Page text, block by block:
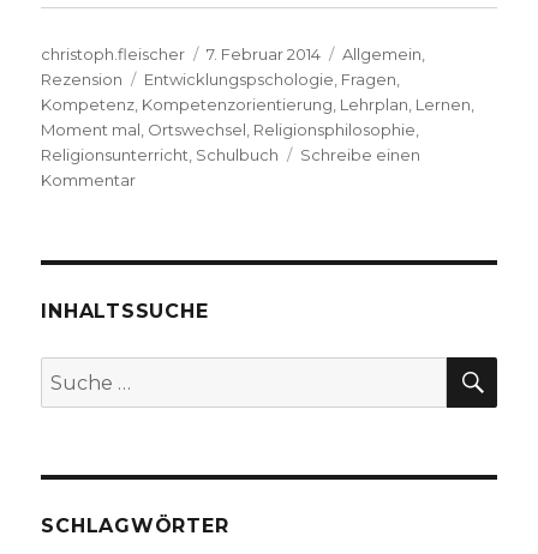
Autor
christoph.fleischer
Veröffentlicht
am
7. Februar 2014 Kategorien
Allgemein
Rezension
Schlagwörter
Entwicklungspschologie Fragen
Kompetenz Kompetenzorientierung Lehrplan Lernen
Moment mal Ortswechsel Religionsphilosophie
Religionsunterricht Schulbuch
Schreibe einen
Kommentarzu
von
Fleischer,
2014
INHALTSSUCHE
Suche
nach:
SCHLAGWÖRTER